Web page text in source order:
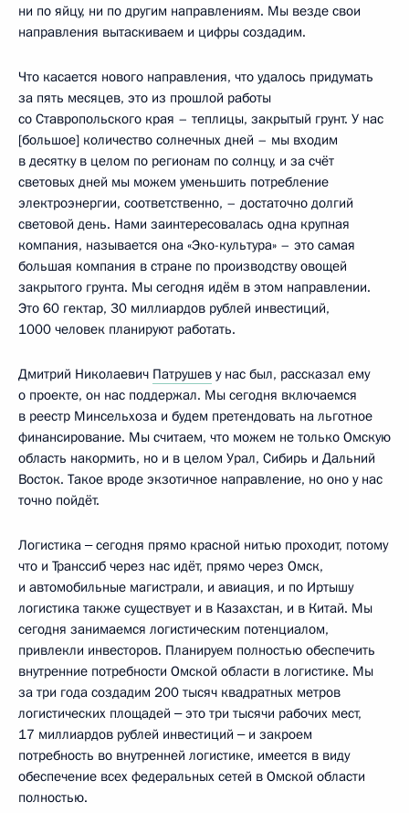
ни по яйцу, ни по другим направлениям. Мы везде свои
направления вытаскиваем и цифры создадим.
Что касается нового направления, что удалось придумать
за пять месяцев, это из прошлой работы
со Ставропольского края – теплицы, закрытый грунт. У нас
[большое] количество солнечных дней – мы входим
в десятку в целом по регионам по солнцу, и за счёт
световых дней мы можем уменьшить потребление
электроэнергии, соответственно, – достаточно долгий
световой день. Нами заинтересовалась одна крупная
компания, называется она «Эко-культура» – это самая
большая компания в стране по производству овощей
закрытого грунта. Мы сегодня идём в этом направлении.
Это 60 гектар, 30 миллиардов рублей инвестиций,
1000 человек планируют работать.
Дмитрий Николаевич Патрушев у нас был, рассказал ему
о проекте, он нас поддержал. Мы сегодня включаемся
в реестр Минсельхоза и будем претендовать на льготное
финансирование. Мы считаем, что можем не только Омскую
область накормить, но и в целом Урал, Сибирь и Дальний
Восток. Такое вроде экзотичное направление, но оно у нас
точно пойдёт.
Логистика ‒ сегодня прямо красной нитью проходит, потому
что и Транссиб через нас идёт, прямо через Омск,
и автомобильные магистрали, и авиация, и по Иртышу
логистика также существует и в Казахстан, и в Китай. Мы
сегодня занимаемся логистическим потенциалом,
привлекли инвесторов. Планируем полностью обеспечить
внутренние потребности Омской области в логистике. Мы
за три года создадим 200 тысяч квадратных метров
логистических площадей ‒ это три тысячи рабочих мест,
17 миллиардов рублей инвестиций ‒ и закроем
потребность во внутренней логистике, имеется в виду
обеспечение всех федеральных сетей в Омской области
полностью.